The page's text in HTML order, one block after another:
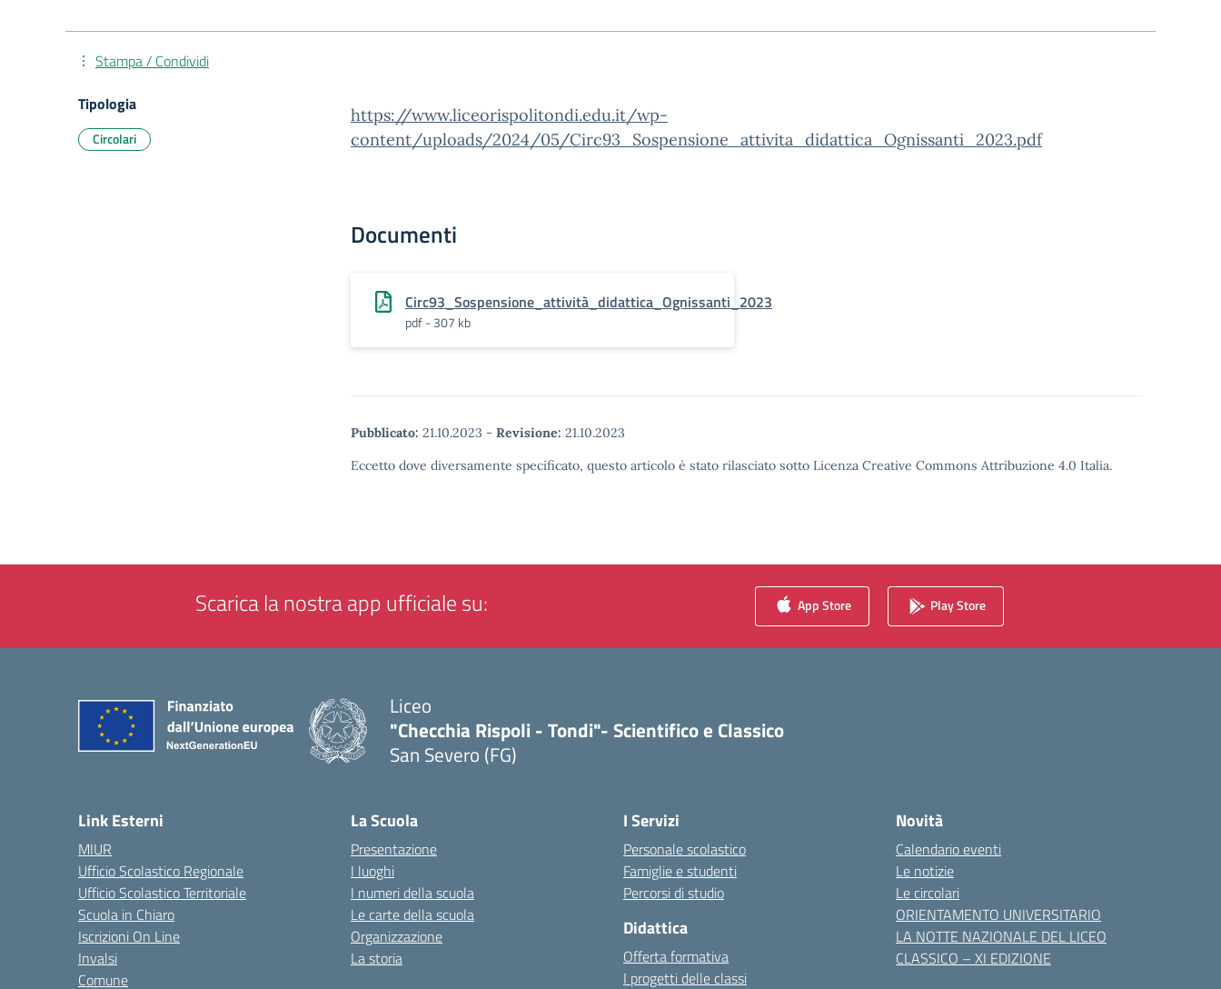
https://www.liceorispolitondi.edu.it/wp-
content/uploads/2024/05/Circ93_Sospensione_attivita_didattica_Ognissanti_2023.pdf
Documenti
Circ93_Sospensione_attività_didattica_Ognissanti_2023
pdf - 307 kb
Pubblicato: 21.10.2023 - Revisione: 21.10.2023
Eccetto dove diversamente specificato, questo articolo è stato rilasciato sotto Licenza Creative Commons Attribuzione 4.0 Italia.
Stampa / Condividi
Tipologia
Circolari
Scarica la nostra app ufficiale su: App Store Play Store
Liceo
"Checchia Rispoli - Tondi"- Scientifico e Classico
San Severo (FG)
Link Esterni
MIUR
Ufficio Scolastico Regionale
Ufficio Scolastico Territoriale
Scuola in Chiaro
Iscrizioni On Line
Invalsi
Comune
La Scuola
Presentazione
I luoghi
I numeri della scuola
Le carte della scuola
Organizzazione
La storia
I Servizi
Personale scolastico
Famiglie e studenti
Percorsi di studio
Didattica
Offerta formativa
I progetti delle classi
Novità
Calendario eventi
Le notizie
Le circolari
ORIENTAMENTO UNIVERSITARIO
LA NOTTE NAZIONALE DEL LICEO
CLASSICO – XI EDIZIONE